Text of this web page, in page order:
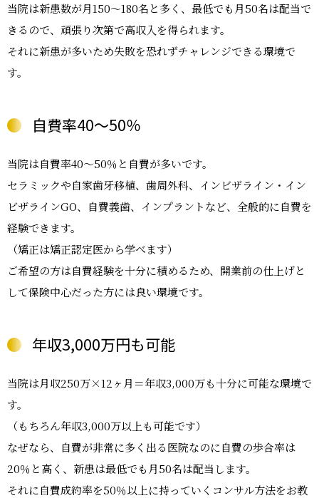
当院は新患数が月150～180名と多く、最低でも月50名は配当で
きるので、頑張り次第で高収入を得られます。
それに新患が多いため失敗を恐れずチャレンジできる環境で
す。
自費率40～50％
当院は自費率40～50％と自費が多いです。
セラミックや自家歯牙移植、歯周外科、インビザライン・イン
ビザラインGO、自費義歯、インプラントなど、全般的に自費を
経験できます。
（矯正は矯正認定医から学べます）
ご希望の方は自費経験を十分に積めるため、開業前の仕上げと
して保険中心だった方には良い環境です。
年収3,000万円も可能
当院は月収250万×12ヶ月＝年収3,000万も十分に可能な環境で
す。
（もちろん年収3,000万以上も可能です）
なぜなら、自費が非常に多く出る医院なのに自費の歩合率は
20％と高く、新患は最低でも月50名は配当します。
それに自費成約率を50％以上に持っていくコンサル方法をお教